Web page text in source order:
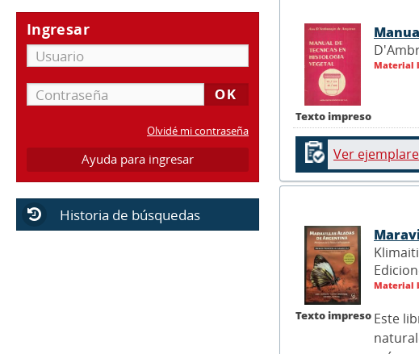
Ingresar
Olvidé mi contraseña
Ayuda para ingresar
Historia de búsquedas
Texto impreso
Material
Ver
Texto impreso
Material
Este